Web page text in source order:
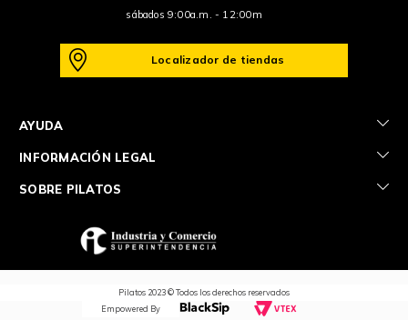
sábados 9:00a.m. - 12:00m
Localizador de tiendas
AYUDA +
INFORMACIÓN LEGAL +
SOBRE PILATOS +
Pilatos 2023 © Todos los derechos reservados
Empowered By